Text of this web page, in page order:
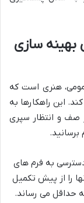
بهینه سازی
هنری است که
این راهکارها به
صف و انتظار سپری
به فرم های
را از پیش تکمیل
حداقل می رساند.